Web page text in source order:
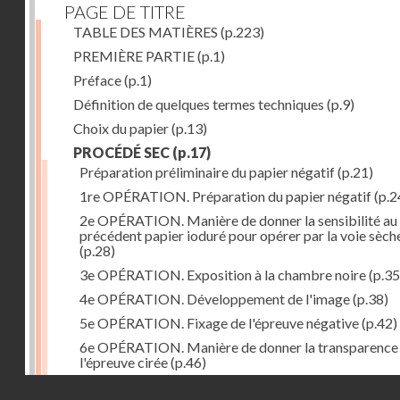
PAGE DE TITRE
TABLE DES MATIÈRES (p.223)
PREMIÈRE PARTIE(p.1)
Préface(p.1)
Définition de quelques termes techniques (p.9)
Choix du papier(p.13)
PROCÉDÉ SEC (p.17)
Préparation préliminaire du papier négatif(p.21)
1re OPÉRATION. Préparation du papier négatif
2e OPÉRATION. Manière de donner la sensibilité au
précédent papier ioduré pour opérer par la voie
(p.28)
3e OPÉRATION. Exposition à la chambre noire
4e OPÉRATION. Développement de l'image(p.38)
5e OPÉRATION. Fixage de l'épreuve négative(p.42)
6e OPÉRATION. Manière de donner la transparence
l'épreuve cirée(p.46)